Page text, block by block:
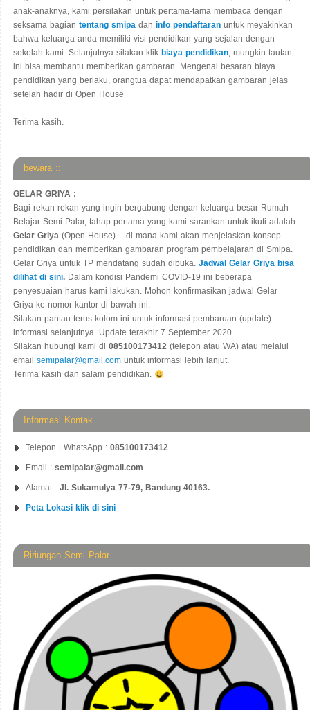
anak-anaknya, kami persilakan untuk pertama-tama membaca dengan
seksama bagian tentang smipa dan info pendaftaran untuk meyakinkan
bahwa keluarga anda memiliki visi pendidikan yang sejalan dengan
sekolah kami. Selanjutnya silakan klik biaya pendidikan, mungkin tautan
ini bisa membantu memberikan gambaran. Mengenai besaran biaya
pendidikan yang berlaku, orangtua dapat mendapatkan gambaran jelas
setelah hadir di Open House
Terima kasih.
bewara ::
GELAR GRIYA :
Bagi rekan-rekan yang ingin bergabung dengan keluarga besar Rumah
Belajar Semi Palar, tahap pertama yang kami sarankan untuk ikuti adalah
Gelar Griya (Open House) – di mana kami akan menjelaskan konsep
pendidikan dan memberikan gambaran program pembelajaran di Smipa.
Gelar Griya untuk TP mendatang sudah dibuka. Jadwal Gelar Griya bisa
dilihat di sini. Dalam kondisi Pandemi COVID-19 ini beberapa
penyesuaian harus kami lakukan. Mohon konfirmasikan jadwal Gelar
Griya ke nomor kantor di bawah ini.
Silakan pantau terus kolom ini untuk informasi pembaruan (update)
informasi selanjutnya. Update terakhir 7 September 2020
Silakan hubungi kami di 085100173412 (telepon atau WA) atau melalui
email semipalar@gmail.com untuk informasi lebih lanjut.
Terima kasih dan salam pendidikan.
Informasi Kontak
Telepon | WhatsApp : 085100173412
Email : semipalar@gmail.com
Alamat : Jl. Sukamulya 77-79, Bandung 40163.
Peta Lokasi klik di sini
Ririungan Semi Palar